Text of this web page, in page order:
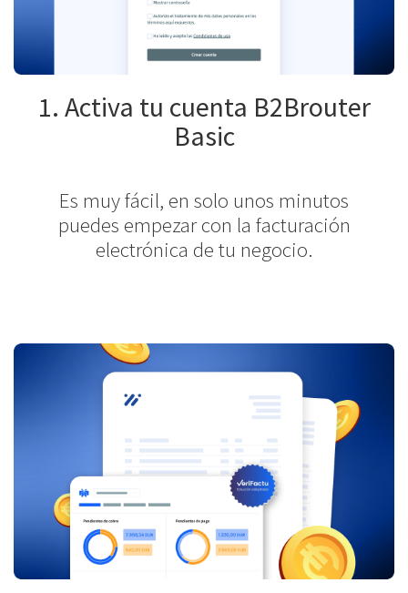
1. Activa tu cuenta B2Brouter
Basic
Es muy fácil, en solo unos minutos
puedes empezar con la facturación
electrónica de tu negocio.